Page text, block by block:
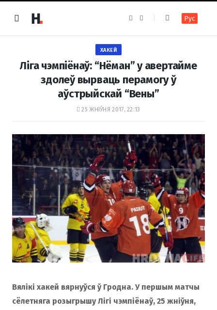
e
k
t
m
Рус
ХАКЕЙ
Ліга чэмпіёнаў: “Нёман” у авертайме
здолеў вырваць перамогу ў
аўстрыйскай “Вены”
25 ЖНІЎНЯ 2017, 22:13
Вялікі хакей вярнуўся ў Гродна. У першым матчы
сёлетняга розыгрышу Лігі чэмпіёнаў, 25 жніўня,